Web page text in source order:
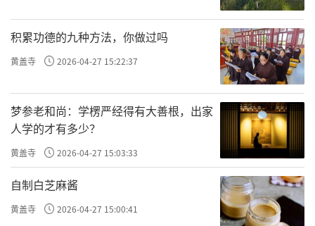
经幢完好无缺地保存下来，稳稳地矗立在寺院
内。
这个石经幢上保留了寺院内年代最早的文
字，一般认为慈胜寺创建於後晋天福二年，就
是以此为依据的。但也有人认为，既然石经幢
是「添修」的，那说明寺院可能早就存在，实
际兴建於唐朝贞观年间，但这种说法没有找到
直接的依据。
後晋的建立者是那个出卖燕云十六州落下
积累功德的九种方法，你做过吗
黄盖寺 2026-04-27 15:22:37
梦参老和尚：学楞严经得有大善根，出家
人学的才有多少？
黄盖寺 2026-04-27 15:03:33
自制白芝麻酱
黄盖寺 2026-04-27 15:00:41